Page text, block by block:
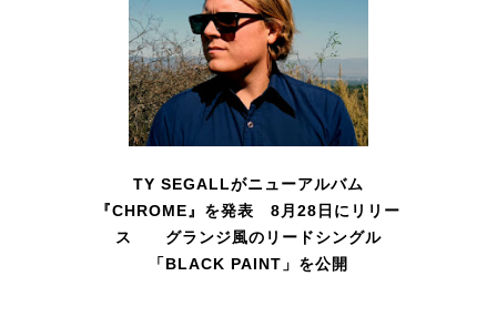
TY SEGALLがニューアルバム
『CHROME』を発表 8月28日にリリー
ス グランジ風のリードシングル
「BLACK PAINT」を公開